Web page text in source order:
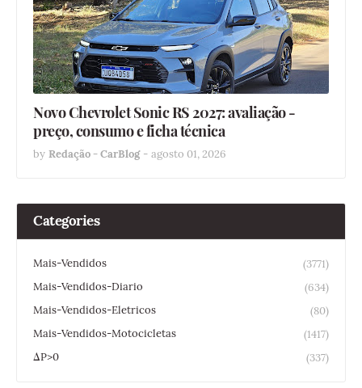
Novo Chevrolet Sonic RS 2027: avaliação -
preço, consumo e ficha técnica
by Redação - CarBlog - agosto 01, 2026
Categories
Mais-Vendidos
(3771)
Mais-Vendidos-Diario
(634)
Mais-Vendidos-Eletricos
(80)
Mais-Vendidos-Motocicletas
(1417)
ΔP>0
(337)